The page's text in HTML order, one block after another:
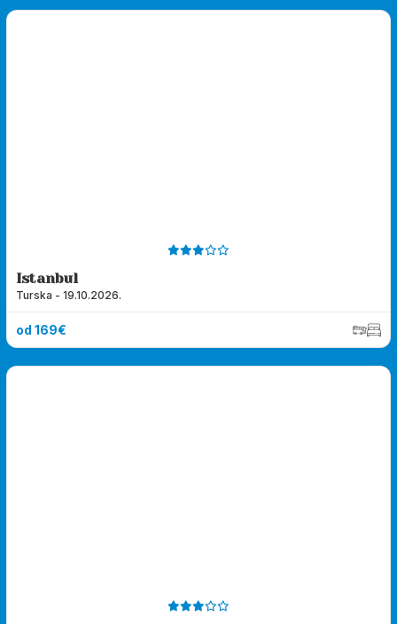
Istanbul
Turska - 19.10.2026.
od 169€